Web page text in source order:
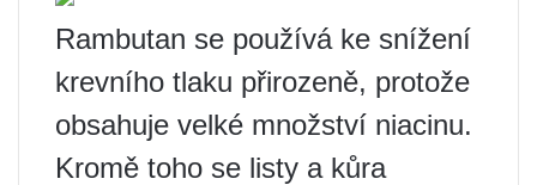
Rambutan se používá ke snížení
krevního tlaku přirozeně, protože
obsahuje velké množství niacinu.
Kromě toho se listy a kůra